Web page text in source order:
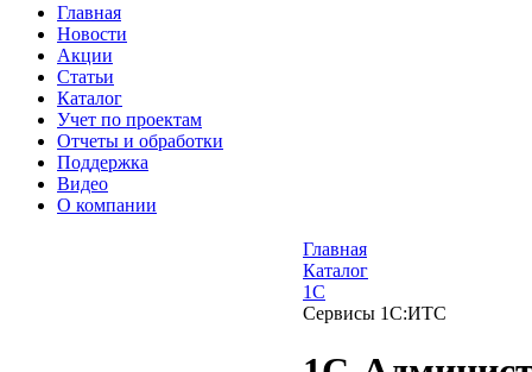
Главная
Новости
Акции
Статьи
Каталог
Учет по проектам
Отчеты и обработки
Поддержка
Видео
О компании
Главная
Каталог
1C
Сервисы 1С:ИТС